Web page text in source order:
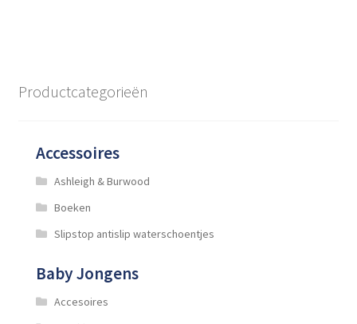
Productcategorieën
Accessoires
Ashleigh & Burwood
Boeken
Slipstop antislip waterschoentjes
Baby Jongens
Accesoires